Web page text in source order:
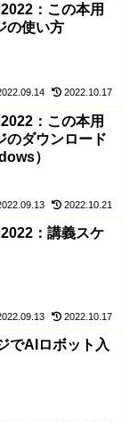
：この本用
の使い方
2022.10.17
：この本用
のダウンロード
）
2022.10.21
：講義スケ
2022.10.17
でAIロボット入